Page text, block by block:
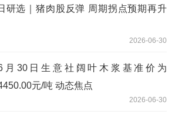
研选｜猪肉股反弹 周期拐点预期再升
2026-06-30
月30日生意社阔叶木浆基准价为
元/吨 动态焦点
2026-06-30